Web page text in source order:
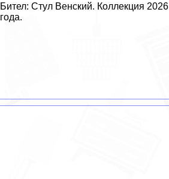
Бител: Стул Венский. Коллекция 2026
года.